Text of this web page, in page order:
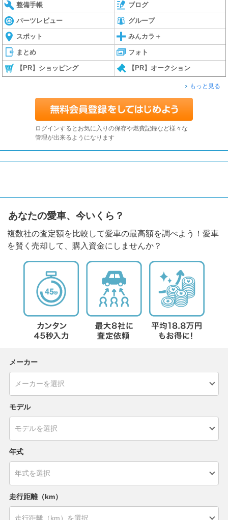
整備手帳 ブログ
パーツレビュー グループ
スポット みんカラ＋
まとめ フォト
【PR】ショッピング 【PR】オークション
もっと見る
ログインするとお気に入りの保存や燃費記録など様々な
管理が出来るようになります
あなたの愛車、今いくら？
複数社の査定額を比較して愛車の最高額を調べよう！愛車
を賢く売却して、購入資金にしませんか？
メーカー
モデル
年式
走行距離（km）